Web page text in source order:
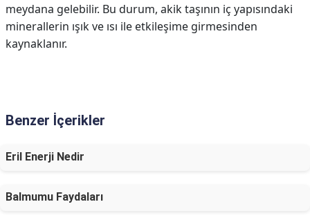
meydana gelebilir. Bu durum, akik taşının iç yapısındaki
minerallerin ışık ve ısı ile etkileşime girmesinden
kaynaklanır.
Benzer İçerikler
Eril Enerji Nedir
Balmumu Faydaları